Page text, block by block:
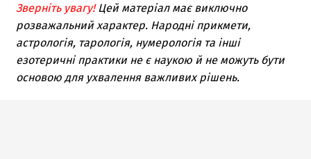
Зверніть увагу! Цей матеріал має виключно
розважальний характер. Народні прикмети,
астрологія, тарологія, нумерологія та інші
езотеричні практики не є наукою й не можуть бути
основою для ухвалення важливих рішень.